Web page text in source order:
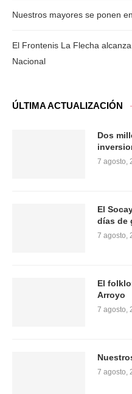
Nuestros mayores se ponen
El Frontenis La Flecha
Nacional
ÚLTIMA ACTUALIZACIÓN
Dos
7 agosto,
El
días de
7 agosto,
El
Arroyo
7 agosto,
7 agosto,